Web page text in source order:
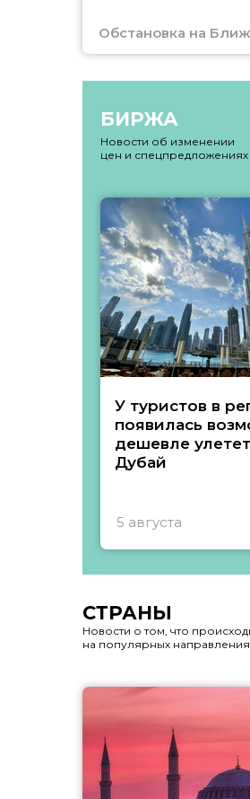
Обстановка на
БИРЖА
Новости об изменении
цен и спецпредложениях
У туристов в
появилась
дешевле
Дубай
5 августа
СТРАНЫ
Новости о том, что
на популярных